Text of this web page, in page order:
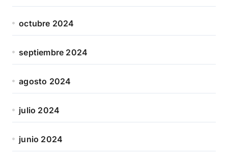
octubre 2024
septiembre 2024
agosto 2024
julio 2024
junio 2024